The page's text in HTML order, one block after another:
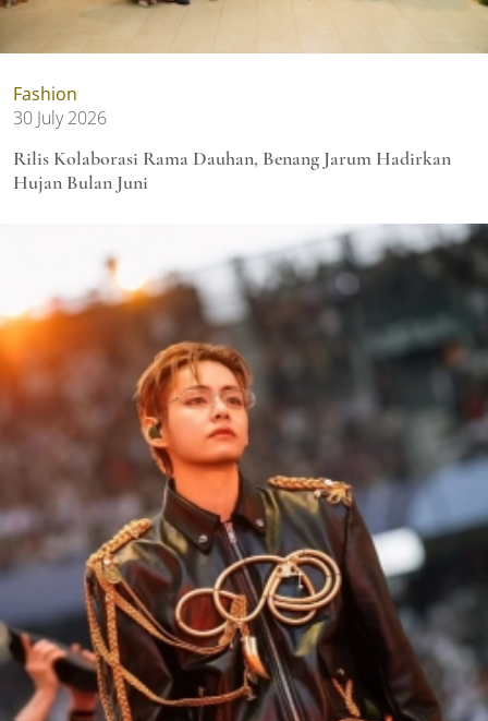
Fashion
30 July 2026
Rilis Kolaborasi Rama Dauhan, Benang Jarum Hadirkan
Hujan Bulan Juni